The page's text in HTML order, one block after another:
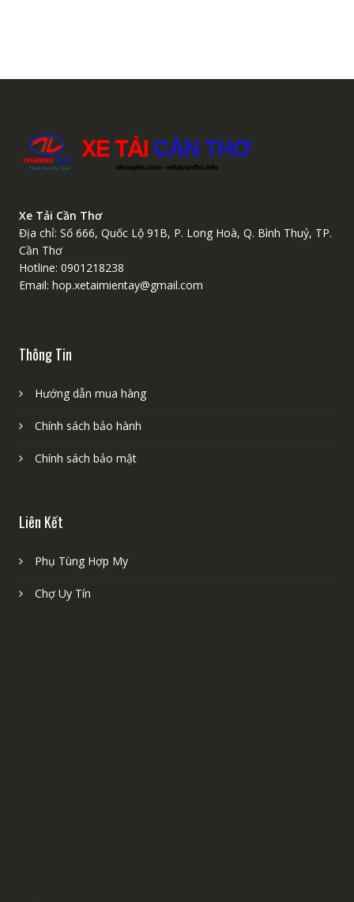
Xe Tải Cần Thơ
Địa chỉ: Số 666, Quốc Lộ 91B, P. Long Hoà, Q. Bình Thuỷ, TP.
Cần Thơ
Hotline: 0901218238
Email: hop.xetaimientay@gmail.com
Thông Tin
Hướng dẫn mua hàng
Chính sách bảo hành
Chính sách bảo mật
Liên Kết
Phụ Tùng Hợp My
Chợ Uy Tín